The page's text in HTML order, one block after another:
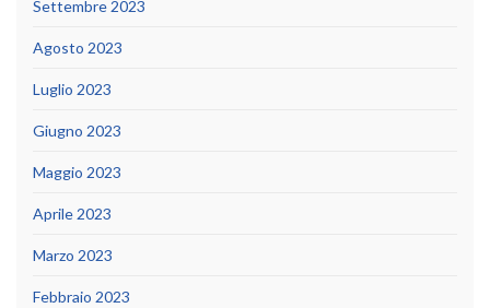
Settembre 2023
Agosto 2023
Luglio 2023
Giugno 2023
Maggio 2023
Aprile 2023
Marzo 2023
Febbraio 2023